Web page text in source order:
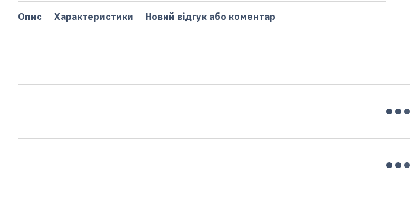
Опис Характеристики Новий відгук або коментар